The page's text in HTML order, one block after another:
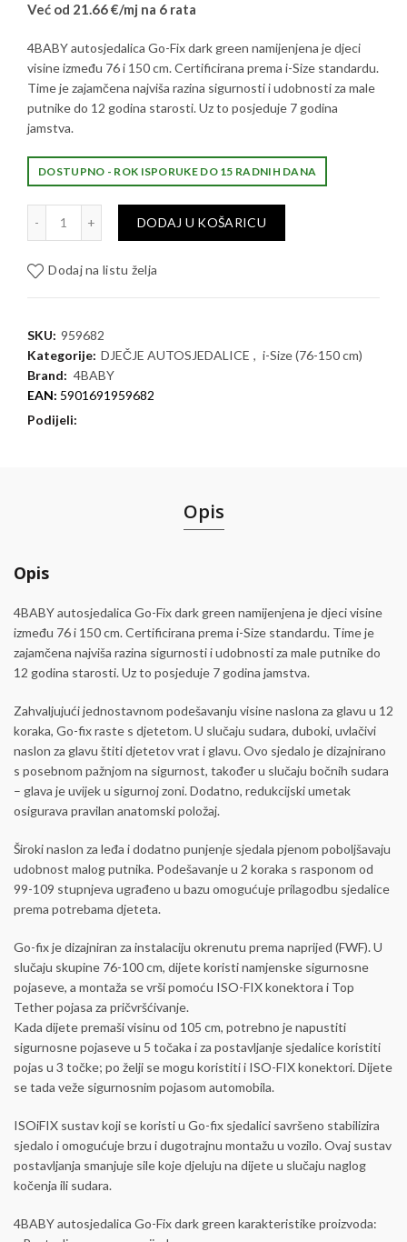
Već od 21.66 €/mj na 6 rata
4BABY autosjedalica Go-Fix dark green namijenjena je djeci
visine između 76 i 150 cm. Certificirana prema i-Size standardu.
Time je zajamčena najviša razina sigurnosti i udobnosti za male
putnike do 12 godina starosti. Uz to posjeduje 7 godina
jamstva.
DOSTUPNO - ROK ISPORUKE DO 15 RADNIH DANA
4BABY autosjedalica Go-Fix dark green količina
DODAJ U KOŠARICU
Dodaj na listu želja
SKU: 959682
Kategorije: DJEČJE AUTOSJEDALICE , i-Size (76-150 cm)
Brand: 4BABY
EAN: 5901691959682
Podijeli
Opis
Opis
4BABY autosjedalica Go-Fix dark green namijenjena je djeci visine
između 76 i 150 cm. Certificirana prema i-Size standardu. Time je
zajamčena najviša razina sigurnosti i udobnosti za male putnike do
12 godina starosti. Uz to posjeduje 7 godina jamstva.
Zahvaljujući jednostavnom podešavanju visine naslona za glavu u 12
koraka, Go-fix raste s djetetom. U slučaju sudara, duboki, uvlačivi
naslon za glavu štiti djetetov vrat i glavu. Ovo sjedalo je dizajnirano
s posebnom pažnjom na sigurnost, također u slučaju bočnih sudara
– glava je uvijek u sigurnoj zoni. Dodatno, redukcijski umetak
osigurava pravilan anatomski položaj.
Široki naslon za leđa i dodatno punjenje sjedala pjenom poboljšavaju
udobnost malog putnika. Podešavanje u 2 koraka s rasponom od
99-109 stupnjeva ugrađeno u bazu omogućuje prilagodbu sjedalice
prema potrebama djeteta.
Go-fix je dizajniran za instalaciju okrenutu prema naprijed (FWF). U
slučaju skupine 76-100 cm, dijete koristi namjenske sigurnosne
pojaseve, a montaža se vrši pomoću ISO-FIX konektora i Top
Tether pojasa za pričvršćivanje.
Kada dijete premaši visinu od 105 cm, potrebno je napustiti
sigurnosne pojaseve u 5 točaka i za postavljanje sjedalice koristiti
pojas u 3 točke; po želji se mogu koristiti i ISO-FIX konektori. Dijete
se tada veže sigurnosnim pojasom automobila.
ISOiFIX sustav koji se koristi u Go-fix sjedalici savršeno stabilizira
sjedalo i omogućuje brzu i dugotrajnu montažu u vozilo. Ovaj sustav
postavljanja smanjuje sile koje djeluju na dijete u slučaju naglog
kočenja ili sudara.
4BABY autosjedalica Go-Fix dark green karakteristike proizvoda: